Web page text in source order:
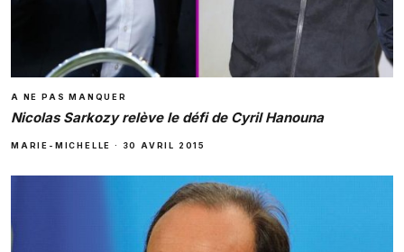
A NE PAS MANQUER
Nicolas Sarkozy relève le défi de Cyril Hanouna
MARIE-MICHELLE · 30 AVRIL 2015